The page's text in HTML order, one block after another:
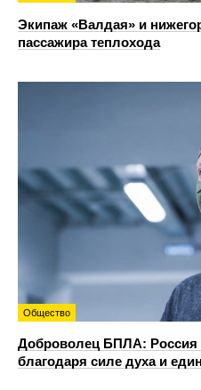
Экипаж «Валдая» и
пассажира теплохода
Общество
Доброволец БПЛА: Россия
благодаря силе духа и